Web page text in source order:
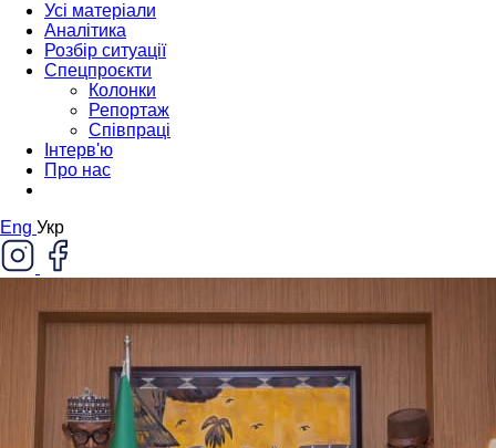
Усі матеріали
Аналітика
Розбір ситуації
Спецпроєкти
Колонки
Репортаж
Співпраці
Інтерв'ю
Про нас
Eng Укр